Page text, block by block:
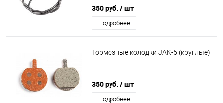
350 руб. / шт
Подробнее
Тормозные колодки JAK-5 (круглые)
350 руб. / шт
Подробнее